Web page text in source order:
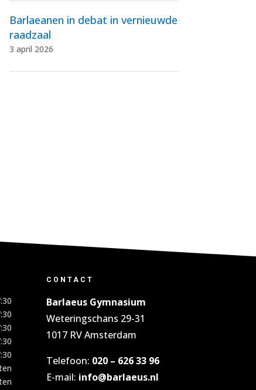
Barlaeanen in debat in vernieuwde
raadzaal
3 april 2026
CONTACT
Barlaeus Gymnasium
Weteringschans 29-31
1017 RV Amsterdam
Telefoon: 020 – 626 33 96
E-mail: info@barlaeus.nl